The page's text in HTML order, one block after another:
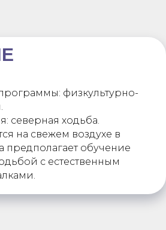
физкультурно-
северная ходьба.
на свежем воздухе в
предполагает обучение
с естественным